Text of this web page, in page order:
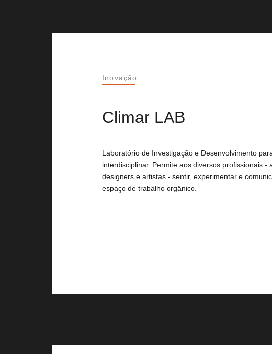
Inovação
Climar LAB
Laboratório de Investigação e Desenvolvimento
interdisciplinar. Permite aos diversos profissionais -
designers e artistas - sentir, experimentar e
espaço de trabalho orgânico.